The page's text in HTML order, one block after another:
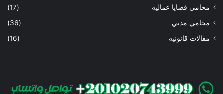
محامي قضايا عماليه
(17)
محامي مدني
(36)
مقالات قانونيه
(16)